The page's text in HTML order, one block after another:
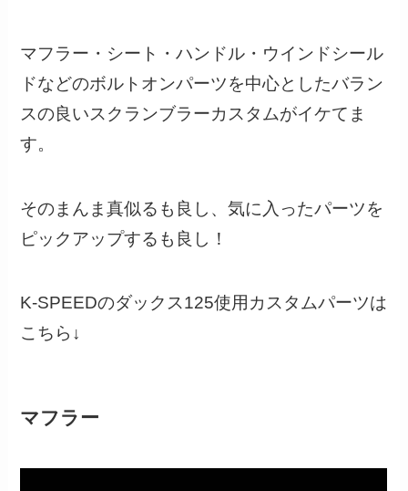
マフラー・シート・ハンドル・ウインドシール
ドなどのボルトオンパーツを中心としたバラン
スの良いスクランブラーカスタムがイケてま
す。
そのまんま真似るも良し、気に入ったパーツを
ピックアップするも良し！
K-SPEEDのダックス125使用カスタムパーツは
こちら↓
マフラー